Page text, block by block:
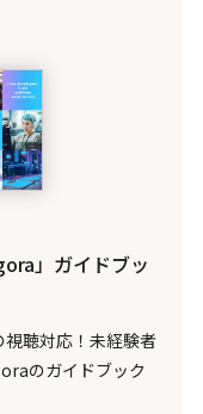
」ガイドブッ
聴対応！未経験者
のガイドブック